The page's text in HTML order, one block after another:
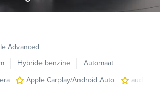
Advanced
Hybride benzine
Automaat
Apple Carplay/Android Auto
audio